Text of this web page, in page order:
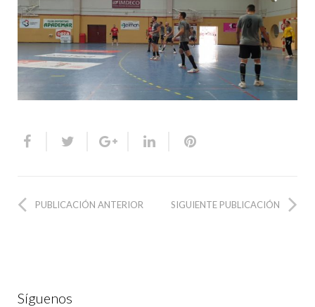
PUBLICACIÓN ANTERIOR SIGUIENTE PUBLICACIÓN
Síguenos